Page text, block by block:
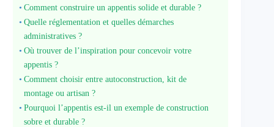
Comment construire un appentis solide et durable ?
Quelle réglementation et quelles démarches
administratives ?
Où trouver de l’inspiration pour concevoir votre
appentis ?
Comment choisir entre autoconstruction, kit de
montage ou artisan ?
Pourquoi l’appentis est-il un exemple de construction
sobre et durable ?